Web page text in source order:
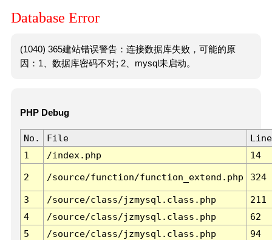
Database Error
(1040) 365建站错误警告：连接数据库失败，可能的原
因：1、数据库密码不对; 2、mysql未启动。
PHP Debug
No. File
Line
1
/index.php 14
2 /source/function/function_extend.php 324
3 /source/class/jzmysql.class.php
211
4
/source/class/jzmysql.class.php
62
5
/source/class/jzmysql.class.php
94